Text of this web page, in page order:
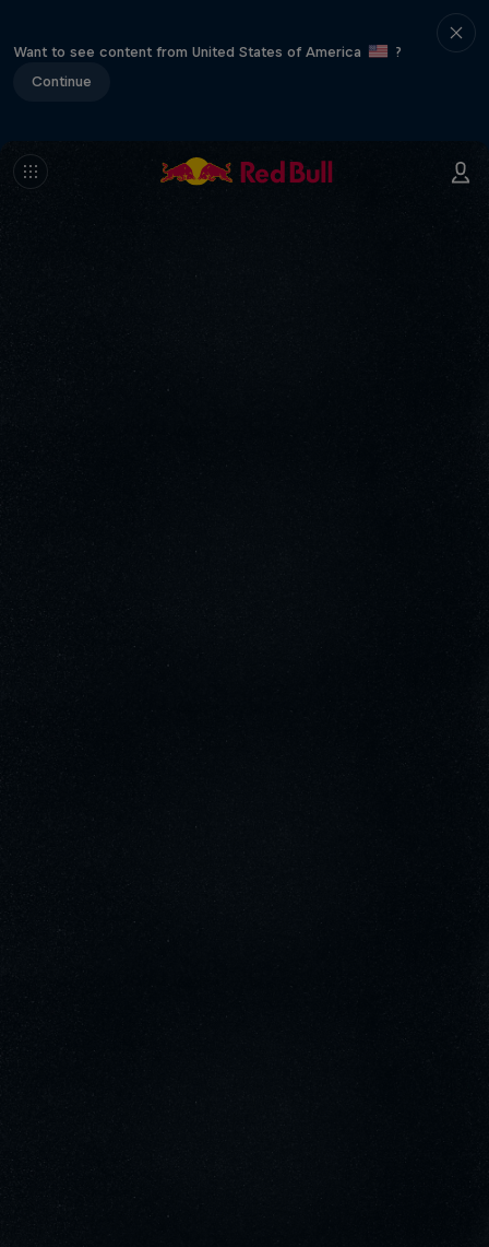
Want to see content from United States of America
?
Continue